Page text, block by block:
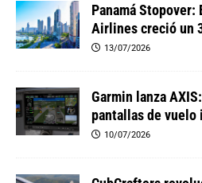
Panamá Stopover:
Airlines creció un
13/07/2026
Garmin lanza
pantallas de vuelo
10/07/2026